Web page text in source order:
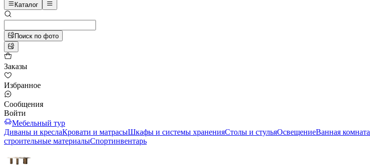
Каталог
Поиск по фото
Заказы
Избранное
Сообщения
Войти
Мебельный тур
Диваны и креслаКровати и матрасыШкафы и системы храненияСтолы и стульяОсвещениеВанная комната
строительные материалыСпортинвентарь